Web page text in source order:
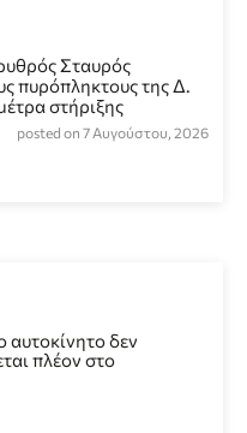
Σταυρός
πυρόπληκτους της Δ.
στήριξης
posted on 7 Αυγούστου, 2026
αυτοκίνητο δεν
πλέον στο